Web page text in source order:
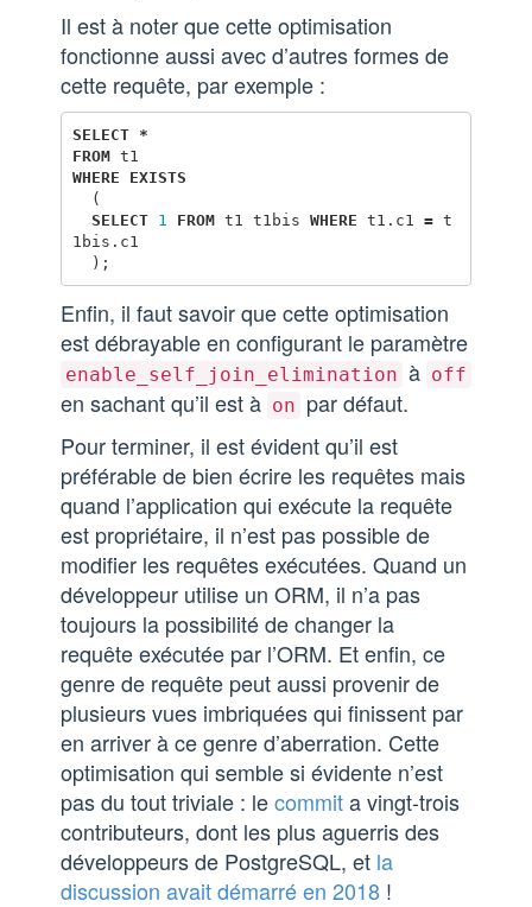
Il est à noter que cette optimisation
fonctionne aussi avec d’autres formes de
cette requête, par exemple :
SELECT *
FROM t1
WHERE
EXISTS
(
SELECT 1 FROM t1 t1bis WHERE t1 . c1 = t
1bis . c1
);
Enfin, il faut savoir que cette optimisation
est débrayable en configurant le paramètre
enable_self_join_elimination à off
en sachant qu’il est à on par défaut.
Pour terminer, il est évident qu’il est
préférable de bien écrire les requêtes mais
quand l’application qui exécute la requête
est propriétaire, il n’est pas possible de
modifier les requêtes exécutées. Quand un
développeur utilise un ORM, il n’a pas
toujours la possibilité de changer la
requête exécutée par l’ORM. Et enfin, ce
genre de requête peut aussi provenir de
plusieurs vues imbriquées qui finissent par
en arriver à ce genre d’aberration. Cette
optimisation qui semble si évidente n’est
pas du tout triviale : lecommita vingt-trois
contributeurs, dont les plus aguerris des
développeurs de PostgreSQL, et la
discussion avait démarré en 2018!